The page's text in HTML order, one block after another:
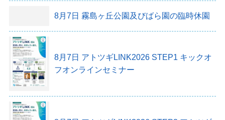
8月7日 霧島ヶ丘公園及びばら園の臨時休園
8月7日 アトツギLINK2026 STEP1 キックオ
フオンラインセミナー